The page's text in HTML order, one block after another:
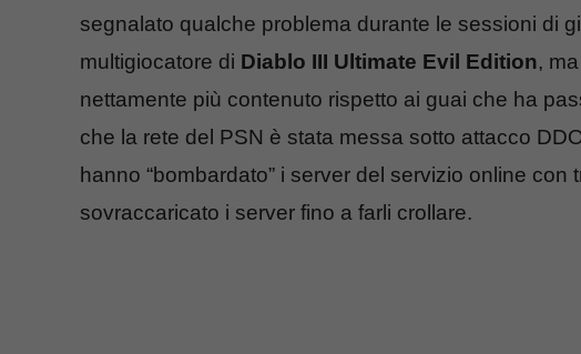
segnalato qualche problema durante le sessioni di
multigiocatore di Diablo III Ultimate Evil Edition,
nettamente più contenuto rispetto ai guai che ha
che la rete del PSN è stata messa sotto attacco
hanno “bombardato” i server del servizio online con
sovraccaricato i server fino a farli crollare.